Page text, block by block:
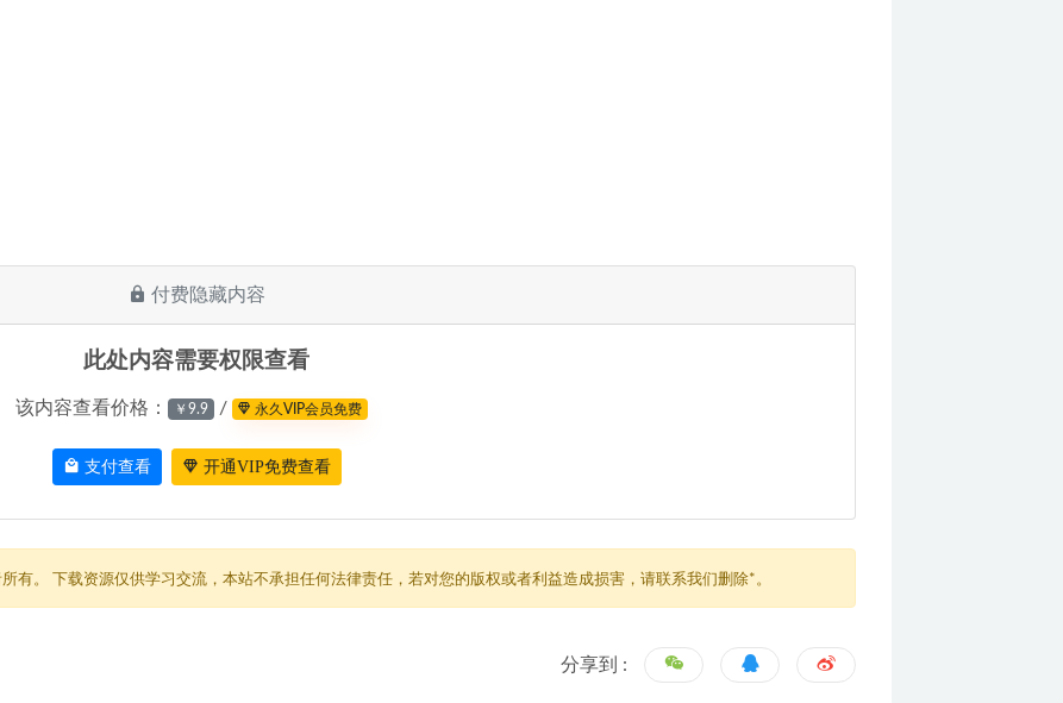
付费隐藏内容
此处内容需要权限查看
该内容查看价格： ￥9.9 / 永久VIP会员免费
支付查看 开通VIP免费查看
有。 下载资源仅供学习交流，本站不承担任何法律责任，若对您的版权或者利益造成损害，请联系我们删除*。
分享到 :